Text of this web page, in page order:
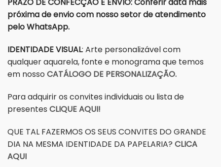
PRAZO DE CONFECÇÃO E ENVIO: Conferir data mais
próxima de envio com nosso setor de atendimento
pelo WhatsApp.
IDENTIDADE VISUAL: Arte personalizável com
qualquer aquarela, fonte e monograma que temos
em nossoCATÁLOGO DE PERSONALIZAÇÃO.
Para adquirir os convites individuais ou lista de
presentes CLIQUE AQUI!
QUE TAL FAZERMOS OS SEUS CONVITES DO GRANDE
DIA NA MESMA IDENTIDADE DA PAPELARIA? CLICA
AQUI